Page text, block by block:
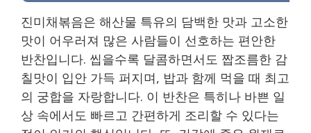
진미채볶음은 해산물 특유의 담백한 맛과 고소한
맛이 어우러져 많은 사람들이 선호하는 편안한
반찬입니다. 씹을수록 달콤하면서도 짭조름한 감
칠맛이 입안 가득 퍼지며, 밥과 함께 먹을 때 최고
의 궁합을 자랑합니다. 이 반찬은 특히나 바쁜 일
상 속에서도 빠르고 간편하게 조리할 수 있다는